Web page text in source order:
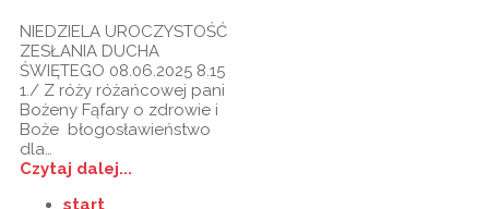
NIEDZIELA UROCZYSTOŚĆ
ZESŁANIA DUCHA
ŚWIĘTEGO 08.06.2025 8.15
1./ Z róży różańcowej pani
Bożeny Fąfary o zdrowie i
Boże błogosławieństwo
dla…
Czytaj dalej...
start